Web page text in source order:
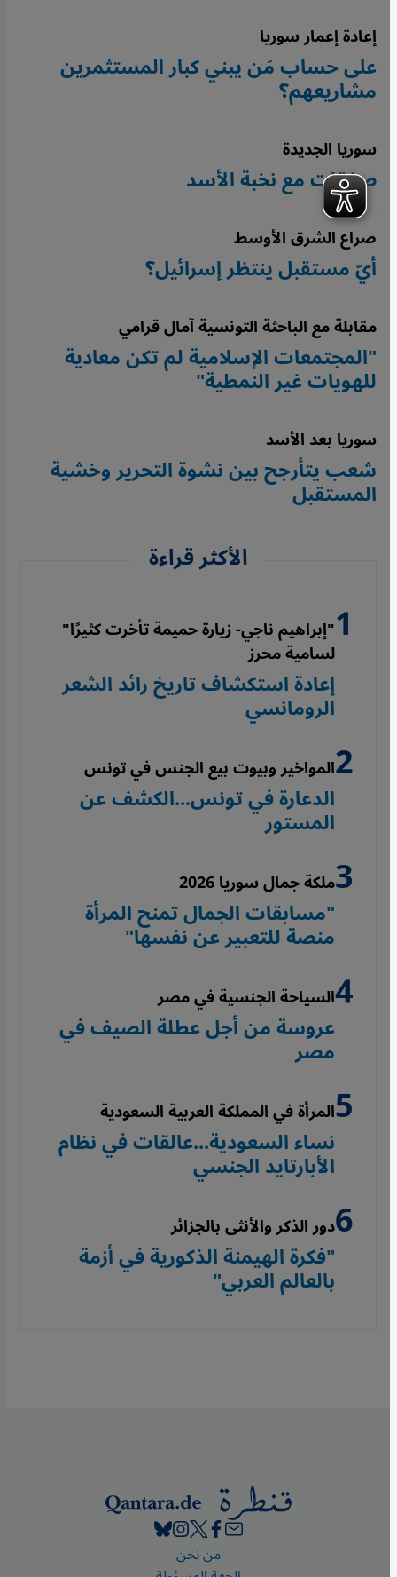
إعادة إعمار سوريا
على حساب مَن يبني كبار المستثمرين
مشاريعهم؟
سوريا الجديدة
صفقات مع نخبة الأسد
صراع الشرق الأوسط
أيّ مستقبل ينتظر إسرائيل؟
مقابلة مع الباحثة التونسية آمال قرامي
"المجتمعات الإسلامية لم تكن معادية
للهويات غير النمطية"
سوريا بعد الأسد
شعب يتأرجح بين نشوة التحرير وخشية
المستقبل
الأكثر قراءة
"إبراهيم ناجي- زيارة حميمة تأخرت كثيرًا"
لسامية محرز
إعادة استكشاف تاريخ رائد الشعر
الرومانسي
المواخير وبيوت بيع الجنس في تونس
الدعارة في تونس...الكشف عن
المستور
ملكة جمال سوريا 2026
"مسابقات الجمال تمنح المرأة
منصة للتعبير عن نفسها"
السياحة الجنسية في مصر
عروسة من أجل عطلة الصيف في
مصر
المرأة في المملكة العربية السعودية
نساء السعودية...عالقات في نظام
الأبارتايد الجنسي
دور الذكر والأنثى بالجزائر
"فكرة الهيمنة الذكورية في أزمة
بالعالم العربي"
Footer
من نحن